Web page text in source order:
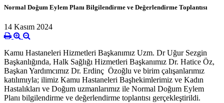
Normal Doğum Eylem Planı Bilgilendirme ve Değerlendirme Toplantısı
14 Kasım 2024
Kamu Hastaneleri Hizmetleri Başkanımız Uzm. Dr Uğur Sezgin
Başkanlığında, Halk Sağlığı Hizmetleri Başkanımız Dr. Hatice Öz,
Başkan Yardımcımız Dr. Erdinç Özoğlu ve birim çalışanlarımız
katılımıyla; ilimiz Kamu Hastaneleri Başhekimlerimiz ve Kadın
Hastalıkları ve Doğum uzmanlarımız ile Normal Doğum Eylem
Planı bilgilendirme ve değerlendirme toplantısı gerçekleştirildi.